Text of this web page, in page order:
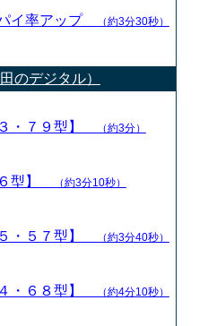
イ率アップ （約3分30秒）
のデジタル）
・７９型】 （約3分）
型】 （約3分10秒）
・５７型】 （約3分40秒）
・６８型】 （約4分10秒）